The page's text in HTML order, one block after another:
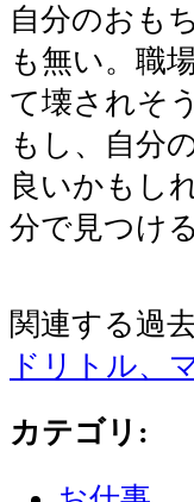
自分のおも
も無い。職
て壊されそう
もし、自分
良いかもし
分で見つけ
関連する過
ドリトル、
カテゴリ :